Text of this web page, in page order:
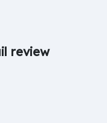
review